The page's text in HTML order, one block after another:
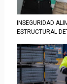
INSEGURIDAD
ESTRUCTURAL